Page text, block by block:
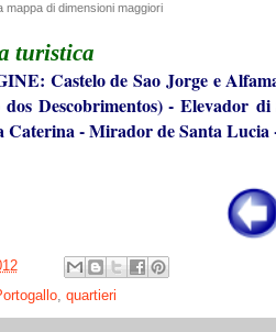
mappa di dimensioni maggiori
turistica
Castelo de Sao Jorge e
Descobrimentos)- Elevador di
Caterina-Mirador de Santa Lucia
, quartieri